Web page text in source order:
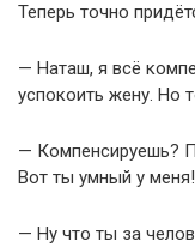
Теперь точно
— Наташ, я всё
успокоить жену. Но
— Компенсируешь?
Вот ты умный у меня!
— Ну что ты за